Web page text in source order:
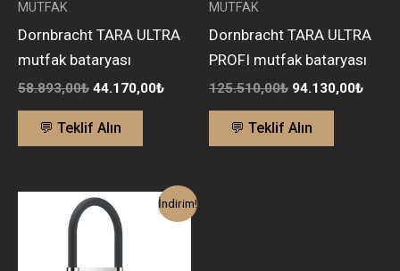
MUTFAK
Dornbracht TARA ULTRA
mutfak bataryası
58.893,00₺ 44.170,00₺
💬 Teklif Alın
MUTFAK
Dornbracht TARA ULTRA
PROFI mutfak bataryası
125.510,00₺ 94.130,00₺
💬 Teklif Alın
İndirim!
Orijinal
fiyat:
122.697,00₺.
Şu
andaki